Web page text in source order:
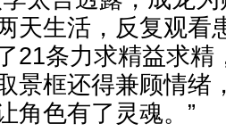
天生活，反复观看
21条力求精益求精
景框还得兼顾情绪
角色有了灵魂。”